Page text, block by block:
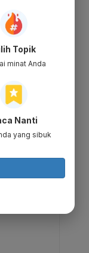
Topik
minat Anda
Nanti
yang sibuk